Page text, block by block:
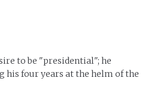
to be "presidential"; he
his four years at the helm of the